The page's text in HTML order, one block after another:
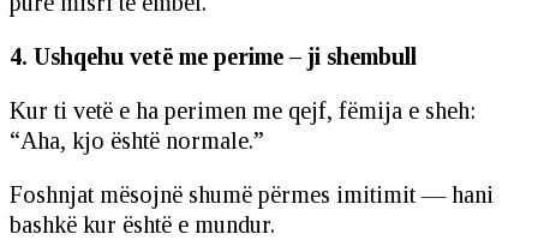
4. Ushqehu vetë me perime – ji shembull
Kur ti vetë e ha perimen me qejf, fëmija e sheh:
“Aha, kjo është normale.”
Foshnjat mësojnë shumë përmes imitimit — hani
bashkë kur është e mundur.